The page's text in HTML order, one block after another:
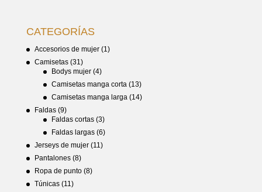
CATEGORÍAS
Accesorios de mujer (1)
Camisetas (31)
Bodys mujer (4)
Camisetas manga corta (13)
Camisetas manga larga (14)
Faldas (9)
Faldas cortas (3)
Faldas largas (6)
Jerseys de mujer (11)
Pantalones (8)
Ropa de punto (8)
Túnicas (11)